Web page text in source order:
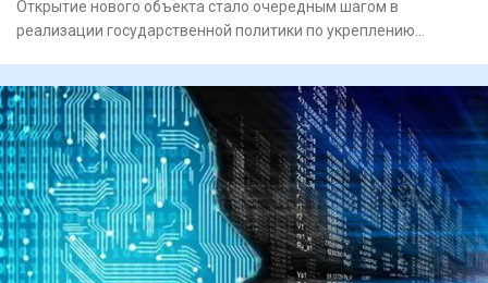
Открытие нового объекта стало очередным шагом в
реализации государственной политики по укреп­лению